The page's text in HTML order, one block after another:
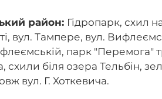
район: Гідропарк, схил
вул. Тампере, вул.
парк "Перемога"
схили біля озера Тельбін,
вул. Г. Хоткевича.